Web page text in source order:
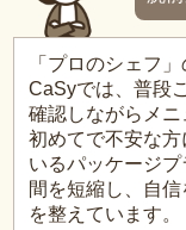
「プロのシェフ
CaSyでは、普段
確認しながらメニ
初めてで不安な
いるパッケージ
間を短縮し、自
を整えています。